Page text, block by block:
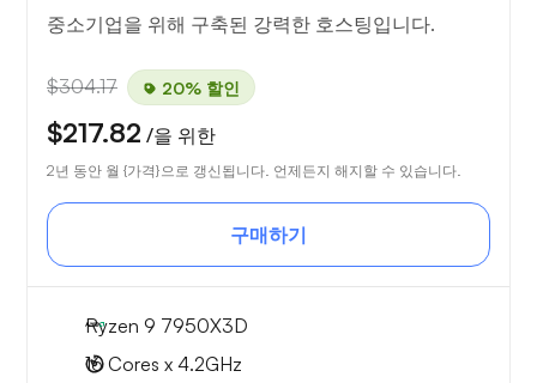
중소기업을 위해 구축된 강력한 호스팅입니다.
$304.17 20% 할인
$217.82 /을 위한
2년 동안 월 {가격}으로 갱신됩니다. 언제든지 해지할 수 있습니다.
구매하기
Ryzen 9 7950X3D
16 Cores x 4.2GHz